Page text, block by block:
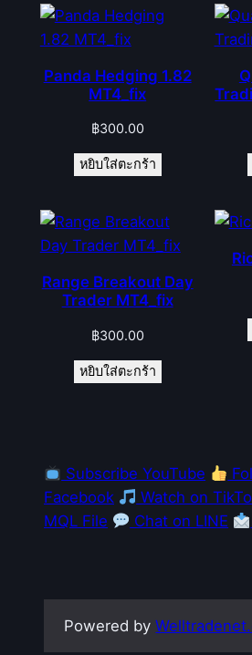
Panda Hedging 1.82
MT4_fix
฿300.00
หยิบใส่ตะกร้า
Range Breakout Day
Trader MT4_fix
฿300.00
หยิบใส่ตะกร้า
Subscribe YouTube
Facebook
Watch on
MQL File
Chat on LINE
Powered by